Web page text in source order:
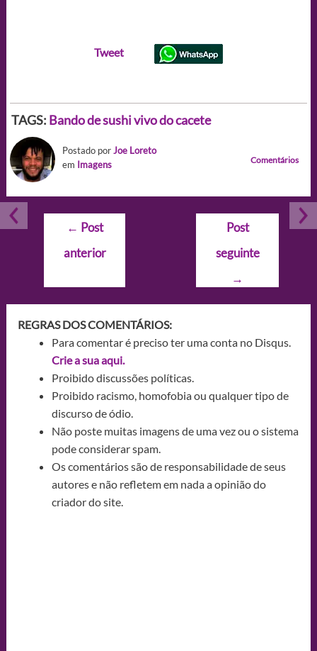
Tweet
TAGS: Bando de sushi vivo do cacete
Postado porJoe Loreto
em Imagens Comentários
Navegação
Post
← Post
anterior
Post
seguinte
→
REGRAS DOS COMENTÁRIOS:
Para comentar é preciso ter uma conta no Disqus.
Crie a sua aqui.
Proibido discussões políticas.
Proibido racismo, homofobia ou qualquer tipo de
discurso de ódio.
Não poste muitas imagens de uma vez ou o sistema
pode considerar spam.
Os comentários são de responsabilidade de seus
autores e não refletem em nada a opinião do
criador do site.